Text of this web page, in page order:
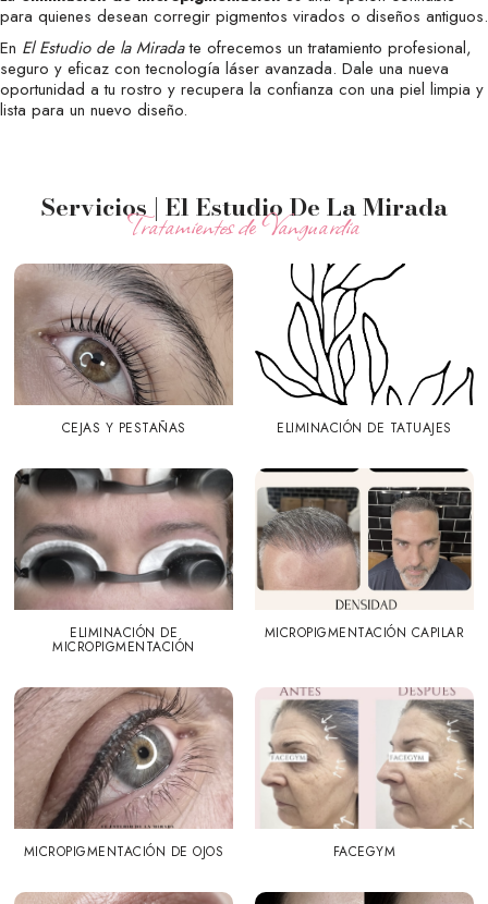
para quienes desean corregir pigmentos virados o diseños antiguos.
En El Estudio de la Miradate ofrecemos un tratamiento profesional,
seguro y eficaz con tecnología láser avanzada. Dale una nueva
oportunidad a tu rostro y recupera la confianza con una piel limpia y
lista para un nuevo diseño.
Servicios | El Estudio De La Mirada
Tratamientos de Vanguardia
CEJAS Y PESTAÑAS ELIMINACIÓN DE TATUAJES
ELIMINACIÓN DE
MICROPIGMENTACIÓN
MICROPIGMENTACIÓN CAPILAR
MICROPIGMENTACIÓN DE OJOS FACEGYM